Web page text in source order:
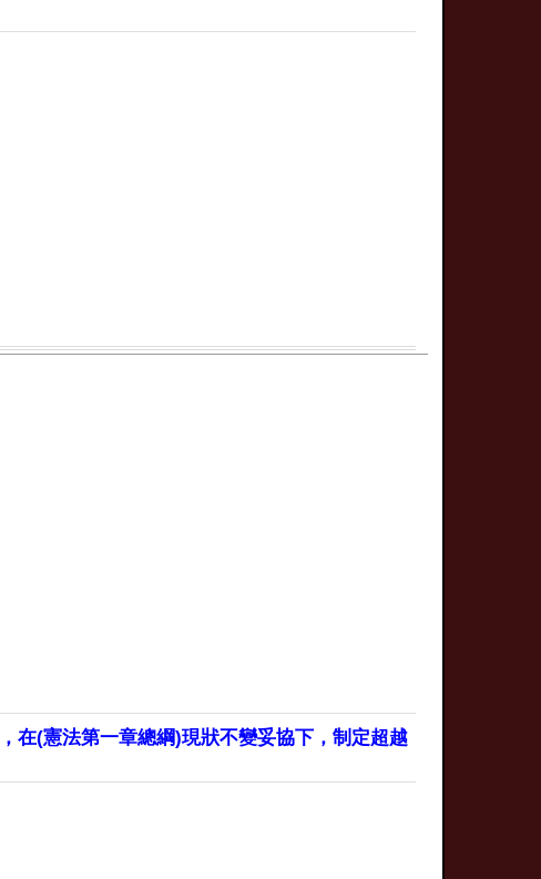
在(憲法第一章總綱)現狀不變妥協下，制定超越